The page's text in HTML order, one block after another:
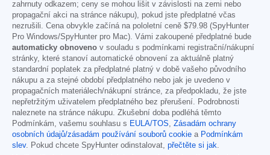
zahrnuty odkazem; ceny se mohou lišit v závislosti na zemi nebo
propagační akci na stránce nákupu), pokud jste předplatné včas
nezrušili. Cena obvykle začíná na pololetní ceně $79.98 (SpyHunter
Pro Windows/SpyHunter pro Mac). Vámi zakoupené předplatné bude
automaticky obnoveno v souladu s podmínkami registrační/nákupní
stránky, které stanoví automatické obnovení za aktuálně platný
standardní poplatek za předplatné platný v době vašeho původního
nákupu a za stejné období předplatného nebo jak je uvedeno v
propagačních materiálech/nákupní stránce, za předpokladu, že jste
nepřetržitým uživatelem předplatného bez přerušení. Podrobnosti
naleznete na stránce nákupu. Zkušební doba podléhá těmto
Podmínkám, vašemu souhlasu s EULA/TOS, Zásadám ochrany
osobních údajů/zásadám používání souborů cookie a Podmínkám
slev. Pokud chcete SpyHunter odinstalovat, přečtěte si jak.